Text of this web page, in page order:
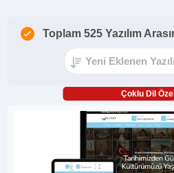
Toplam 525 Yazılım
Çoklu Dil